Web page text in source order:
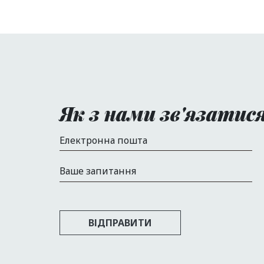
Як з нами
Електронна пошта
Ваше запитання
ВІДПРАВИТИ